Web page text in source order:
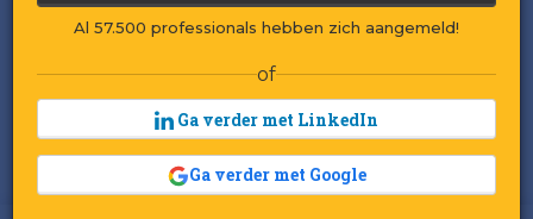
Door:
Redactie RetailTrends
Gepubliceerd op 16 mei 2025 om 13:00
Laatst gewijzigd: 16 mei 2025 om 13:01
Het filiaal komt aan de Ferdinand Bolstraat
in Amsterdam.
Al 57.500 professionals hebben zich aangemeld!
of
Ga verder met LinkedIn
Ga verder met Google